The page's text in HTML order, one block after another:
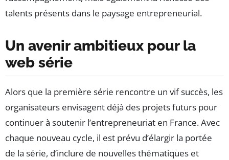
talents présents dans le paysage entrepreneurial.
Un avenir ambitieux pour la
web série
Alors que la première série rencontre un vif succès, les
organisateurs envisagent déjà des projets futurs pour
continuer à soutenir l’entrepreneuriat en France. Avec
chaque nouveau cycle, il est prévu d’élargir la portée
de la série, d’inclure de nouvelles thématiques et